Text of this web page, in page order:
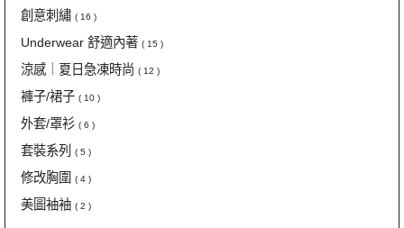
創意刺繡 ( 16 )
Underwear 舒適內著 ( 15 )
涼感｜夏日急凍時尚 ( 12 )
褲子/裙子 ( 10 )
外套/罩衫 ( 6 )
套裝系列 ( 5 )
修改胸圍 ( 4 )
美圖袖袖 ( 2 )